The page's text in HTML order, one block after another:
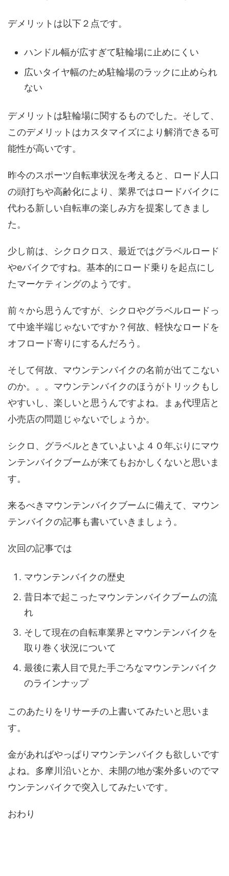
デメリットは以下２点です。
ハンドル幅が広すぎて駐輪場に止めにくい
広いタイヤ幅のため駐輪場のラックに止められ
ない
デメリットは駐輪場に関するものでした。そして、
このデメリットはカスタマイズにより解消できる可
能性が高いです。
昨今のスポーツ自転車状況を考えると、ロード人口
の頭打ちや高齢化により、業界ではロードバイクに
代わる新しい自転車の楽しみ方を提案してきまし
た。
少し前は、シクロクロス、最近ではグラベルロード
やeバイクですね。基本的にロード乗りを起点にし
たマーケティングのようです。
前々から思うんですが、シクロやグラベルロードっ
て中途半端じゃないですか？何故、軽快なロードを
オフロード寄りにするんだろう。
そして何故、マウンテンバイクの名前が出てこない
のか。。。マウンテンバイクのほうがトリックもし
やすいし、楽しいと思うんですよね。まぁ代理店と
小売店の問題じゃないでしょうか。
シクロ、グラベルときていよいよ４０年ぶりにマウ
ンテンバイクブームが来てもおかしくないと思いま
す。
来るべきマウンテンバイクブームに備えて、マウン
テンバイクの記事も書いていきましょう。
次回の記事では
マウンテンバイクの歴史
昔日本で起こったマウンテンバイクブームの流
れ
そして現在の自転車業界とマウンテンバイクを
取り巻く状況について
最後に素人目で見た手ごろなマウンテンバイク
のラインナップ
このあたりをリサーチの上書いてみたいと思いま
す。
金があればやっぱりマウンテンバイクも欲しいです
よね。多摩川沿いとか、未開の地が案外多いのでマ
ウンテンバイクで突入してみたいです。
おわり